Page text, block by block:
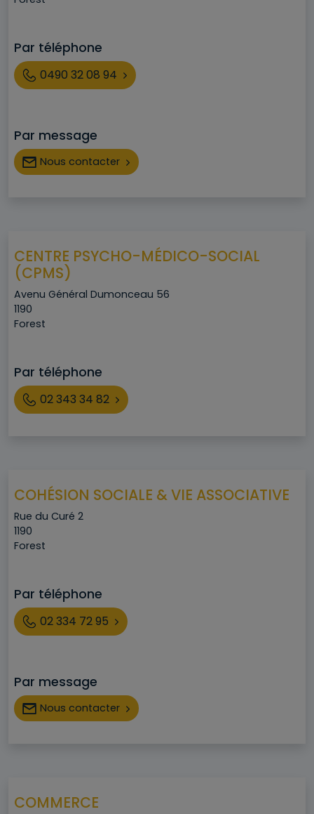
Par téléphone
Téléphone0490 32 08 94
Par message
Nous contacter
CENTRE PSYCHO-MÉDICO-SOCIAL
(CPMS)
Adresse
Avenu Général Dumonceau 56
Code postal
1190
Ville
Forest
Par téléphone
Téléphone02 343 34 82
COHÉSION SOCIALE & VIE ASSOCIATIVE
Adresse
Rue du Curé 2
Code postal
1190
Ville
Forest
Par téléphone
Téléphone02 334 72 95
Par message
Nous contacter
COMMERCE